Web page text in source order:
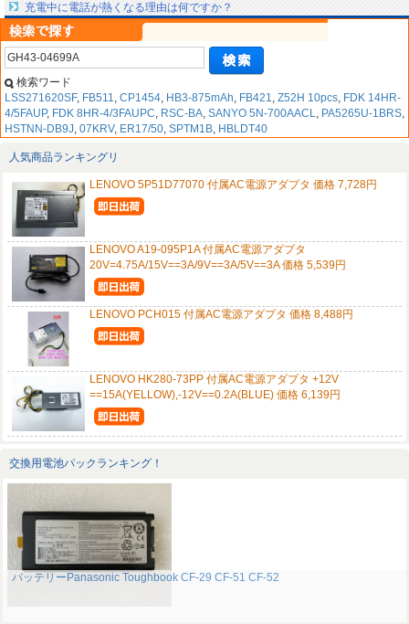
充電中に電話が熱くなる理由は何ですか？
検索ワード
LSS271620SF, FB511, CP1454, HB3-875mAh, FB421, Z52H 10pcs, FDK 14HR-
4/5FAUP, FDK 8HR-4/3FAUPC, RSC-BA, SANYO 5N-700AACL, PA5265U-1BRS,
HSTNN-DB9J, 07KRV, ER17/50, SPTM1B, HBLDT40
人気商品ランキングリ
LENOVO 5P51D77070 付属AC電源アダプタ 価格 7,728円
LENOVO A19-095P1A 付属AC電源アダプタ
20V=4.75A/15V==3A/9V==3A/5V==3A 価格 5,539円
LENOVO PCH015 付属AC電源アダプタ 価格 8,488円
LENOVO HK280-73PP 付属AC電源アダプタ +12V
==15A(YELLOW),-12V==0.2A(BLUE) 価格 6,139円
交換用電池パックランキング！
バッテリーPanasonic Toughbook CF-29 CF-51 CF-52